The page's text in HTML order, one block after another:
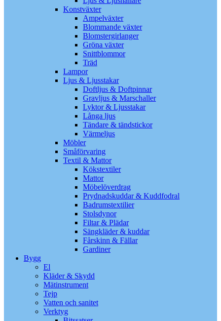
Konstväxter
Ampelväxter
Blommande växter
Blomstergirlanger
Gröna växter
Snittblommor
Träd
Lampor
Ljus & Ljusstakar
Doftljus & Doftpinnar
Gravljus & Marschaller
Lyktor & Ljusstakar
Långa ljus
Tändare & tändstickor
Värmeljus
Möbler
Småförvaring
Textil & Mattor
Kökstextiler
Mattor
Möbelöverdrag
Prydnadskuddar & Kuddfodral
Badrumstextilier
Stolsdynor
Filtar & Plädar
Sängkläder & kuddar
Fårskinn & Fällar
Gardiner
Bygg
El
Kläder & Skydd
Mätinstrument
Tejp
Vatten och sanitet
Verktyg